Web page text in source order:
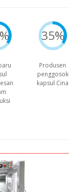
35%
Produsen
penggosok
kapsul Cina